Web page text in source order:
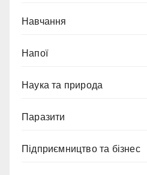
Навчання
Напої
Наука та природа
Паразити
Підприємництво та бізнес